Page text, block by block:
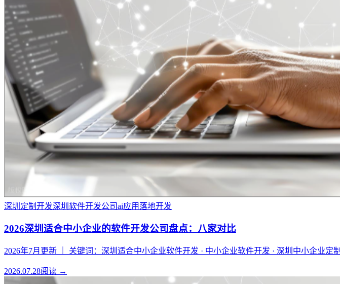
深圳定制开发深圳软件开发公司ai应用落地开发
2026深圳适合中小企业的软件开发公司盘点：八家对比
2026年7月更新 ｜ 关键词：深圳适合中小企业软件开发 · 中小企业软件开发 · 深圳中小企业定制
2026.07.28阅读 →